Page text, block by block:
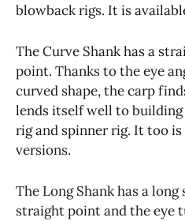
blowback rigs. It is
The Curve Shank has a
point. Thanks to the eye
curved shape, the carp
lends itself well to
rig and spinner rig. It too is
versions.
The Long Shank has a
straight point and the eye